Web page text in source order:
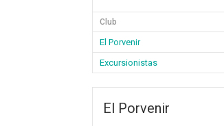
Club
El Porvenir
Excursionistas
El Porvenir